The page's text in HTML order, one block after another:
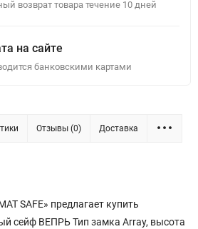
возврат товара течение 10 дней
на сайте
банковскими картами
Отзывы (0) Доставка
SAFE» предлагает купить
сейф ВЕПРЬ Тип замка Array, высота